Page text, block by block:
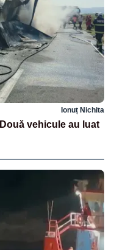
Ionuț Nichita
vehicule au luat